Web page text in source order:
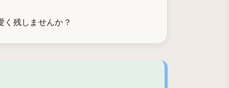
く残しませんか？